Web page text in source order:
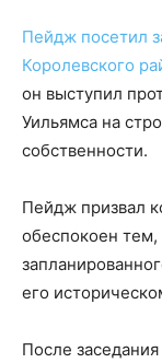
Пейдж посетил
Королевского
он выступил
Уильямса на
собственности.
Пейдж призвал
обеспокоен тем,
его
После заседания